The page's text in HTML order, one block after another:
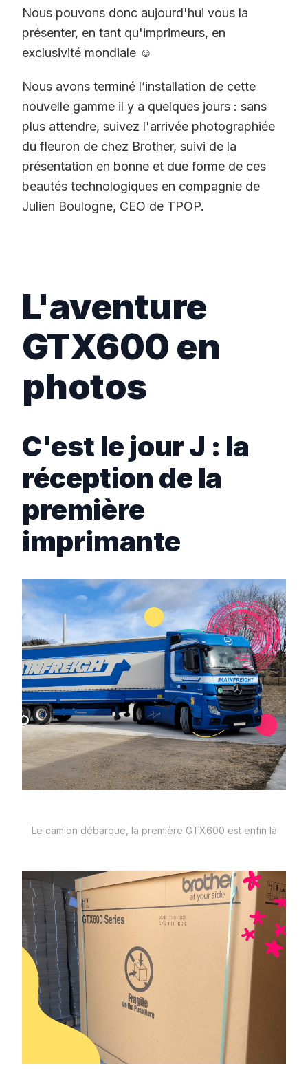
Nous pouvons donc aujourd'hui vous la
présenter, en tant qu'imprimeurs, en
exclusivité mondiale ☺️
Nous avons terminé l’installation de cette
nouvelle gamme il y a quelques jours : sans
plus attendre, suivez l'arrivée photographiée
du fleuron de chez Brother, suivi de la
présentation en bonne et due forme de ces
beautés technologiques en compagnie de
Julien Boulogne, CEO de TPOP.
L'aventure
GTX600 en
photos
C'est le jour J : la
réception de la
première
imprimante
Le camion débarque, la première GTX600 est enfin là